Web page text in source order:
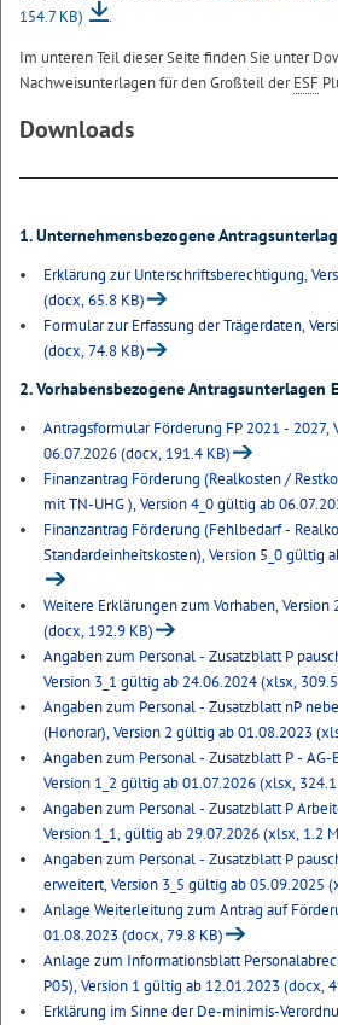
154.7 KB)
.
Im unteren Teil dieser Seite finden Sie unter
Nachweisunterlagen für den Großteil derESF
Downloads
1. Unternehmensbezogene
Erklärung zur Unterschriftsberechtigung,
(docx, 65.8 KB)
Formular zur Erfassung der Trägerdaten,
(docx, 74.8 KB)
2. Vorhabensbezogene Antragsunterlagen
Antragsformular Förderung FP 2021 - 2027,
06.07.2026 (docx, 191.4 KB)
Finanzantrag Förderung (Realkosten /
Finanzantrag Förderung (Fehlbedarf -
Standardeinheitskosten), Version 5_0 gültig
Weitere Erklärungen zum Vorhaben,
(docx, 192.9 KB)
Angaben zum Personal - Zusatzblatt P
Version 3_1 gültig ab 24.06.2024 (xlsx,
Angaben zum Personal - Zusatzblatt nP
(Honorar), Version 2 gültig ab 01.08.2023
Angaben zum Personal - Zusatzblatt P -
Version 1_2 gültig ab 01.07.2026 (xlsx,
Angaben zum Personal - Zusatzblatt P
Version 1_1, gültig ab 29.07.2026 (xlsx, 1.2
Angaben zum Personal - Zusatzblatt P
Anlage Weiterleitung zum Antrag auf
01.08.2023 (docx, 79.8 KB)
Anlage zum Informationsblatt
P05), Version 1 gültig ab 12.01.2023 (docx,
Erklärung im Sinne der De-minimis-